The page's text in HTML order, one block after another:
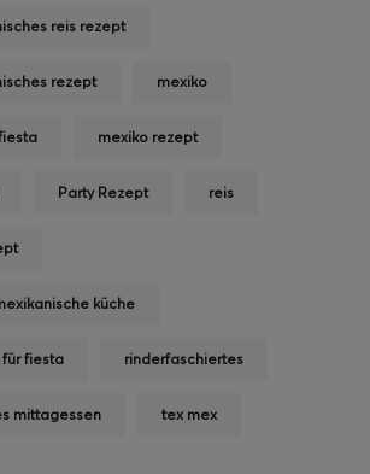
reis rezept
rezept mexiko
mexiko rezept
Party Rezept reis
küche
fiesta rinderfaschiertes
mittagessen tex mex